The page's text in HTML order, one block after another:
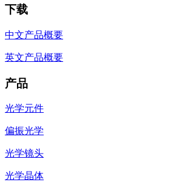
下载
中文产品概要
英文产品概要
产品
光学元件
偏振光学
光学镜头
光学晶体